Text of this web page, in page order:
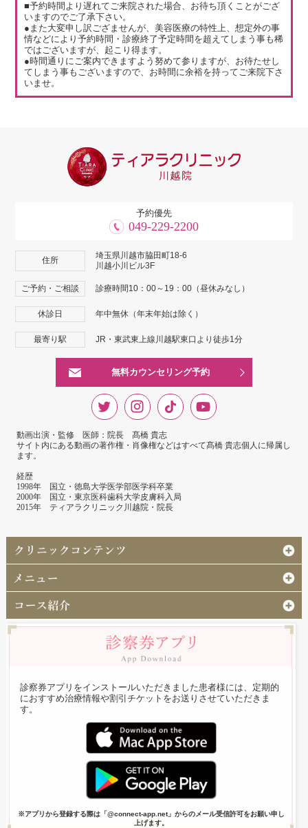
■予約時間より遅れてご来院された場合、お待ち頂くことがござ
いますのでご了承下さい。
●また大変申し訳ござませんが、美容医療の特性上、想定外の事
情などにより予約時間・診療終了予定時間を超えてしまう事も稀
ではございますが、起こり得ます。
●時間通りにご案内できますよう努めて参りますが、お待たせし
てしまう事もございますので、お時間に余裕を持ってご来院下さ
いませ。
予約優先
049-229-2200
住所
埼玉県川越市脇田町18-6
川越小川ビル3F
ご予約・ご相談 診療時間10：00～19：00（昼休みなし）
休診日 年中無休（年末年始は除く）
最寄り駅 JR・東武東上線川越駅東口より徒歩1分
無料カウンセリング予約
動画出演・監修 医師：院長 髙橋 貴志
サイト内にある動画の著作権・肖像権などはすべて髙橋 貴志個人に帰属し
ます。
経歴
1998年 国立・徳島大学医学部医学科卒業
2000年 国立・東京医科歯科大学皮膚科入局
2015年 ティアラクリニック川越院・院長
診察券アプリをインストールいただきました患者様には、定期的
におすすめ治療情報や割引チケットをお送りさせていただきま
す。
※アプリから登録する際は「@connect-app.net」からのメール受信許可をお願い申し
上げます。